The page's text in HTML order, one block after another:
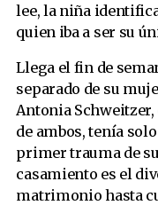
lee, la niña
quien iba a ser su
Llega el fin de
separado de su
Antonia
de ambos, tenía
primer trauma de
casamiento es el
matrimonio hasta